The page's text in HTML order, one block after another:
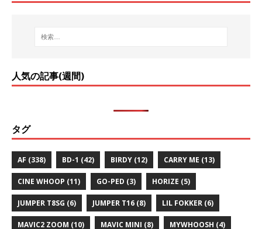
人気の記事(週間)
タグ
AF (338) BD-1 (42) BIRDY (12) CARRY ME (13)
CINE WHOOP (11) GO-PED (3) HORIZE (5)
JUMPER T8SG (6) JUMPER T16 (8) LIL FOKKER (6)
MAVIC2 ZOOM (10) MAVIC MINI (8) MYWHOOSH (4)